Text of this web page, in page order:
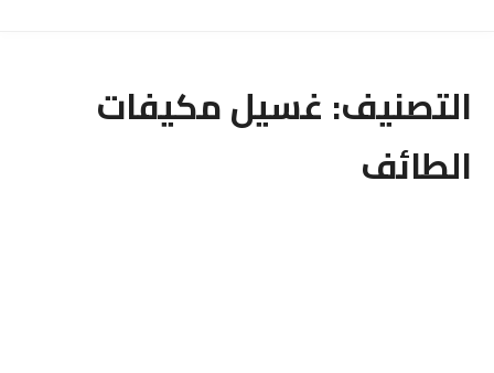
التصنيف:غسيل مكيفات
الطائف